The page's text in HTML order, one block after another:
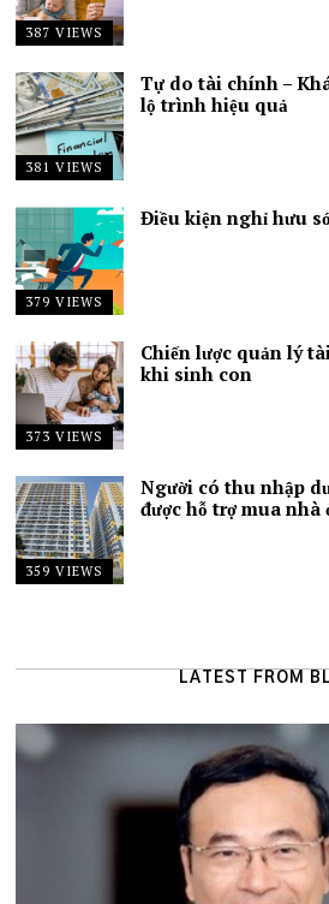
387 VIEWS
381 VIEWS
Tự do tài chính –
lộ trình hiệu quả
379 VIEWS
Điều kiện nghỉ hưu
373 VIEWS
Chiến lược quản lý
khi sinh con
359 VIEWS
Người có thu nhập
được hỗ trợ mua nhà
LATEST FROM